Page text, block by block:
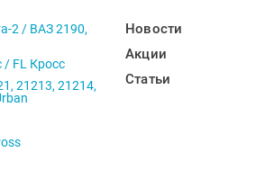
2 / ВАЗ 2190,
/ FL Кросс
21213, 21214,
Новости
Акции
Статьи